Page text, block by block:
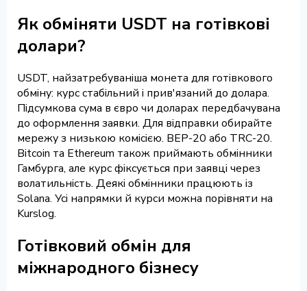
Як обміняти USDT на готівкові
долари?
USDT, найзатребуваніша монета для готівкового
обміну: курс стабільний і прив'язаний до долара.
Підсумкова сума в євро чи доларах передбачувана
до оформлення заявки. Для відправки обирайте
мережу з низькою комісією. BEP-20 або TRC-20.
Bitcoin та Ethereum також приймають обмінники
Гамбурга, але курс фіксується при заявці через
волатильність. Деякі обмінники працюють із
Solana. Усі напрямки й курси можна порівняти на
Kurslog.
Готівковий обмін для
міжнародного бізнесу